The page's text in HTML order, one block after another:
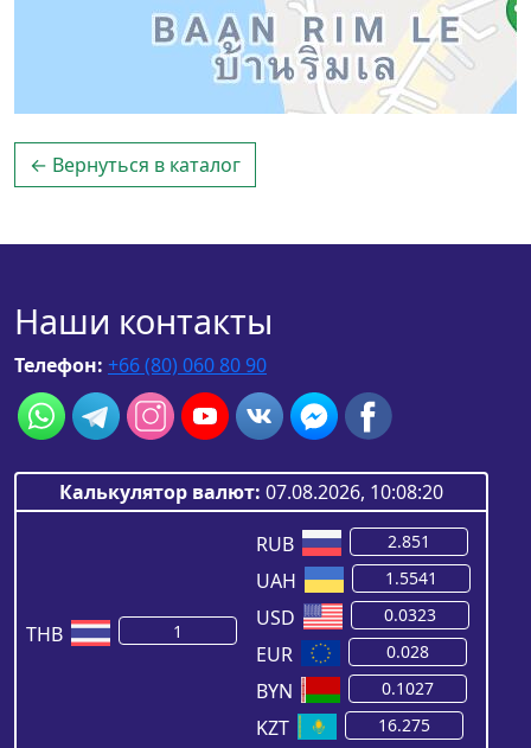
← Вернуться в каталог
Наши контакты
Телефон: +66 (80) 060 80 90
Калькулятор валют: 07.08.2026, 10:08:20
THB
RUB
UAH
USD
EUR
BYN
KZT